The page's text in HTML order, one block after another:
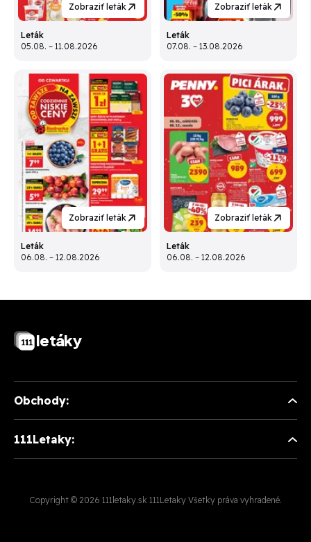
Zobraziť leták
Leták
05.08. – 11.08.2026
Zobraziť leták
Leták
07.08. – 13.08.2026
Zobraziť leták
Leták
06.08. – 12.08.2026
Zobraziť leták
Leták
06.08. – 12.08.2026
letáky
Obchody:
111Letaky:
Copyright © 2026 111letaky.sk 111Letaky Všetky práva vyhradené.